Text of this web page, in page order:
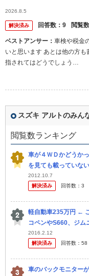
れる 時給1200円×7.5時
2026.8.5
解決済み 回答数： 9 閲覧
ベストアンサー： 車検や税金
いと思います あとは他の方
指されてはどうでしょう…
スズキ アルトのみん
閲覧数ランキング
車が４ＷＤかどうか
を見ても載っていな
ＨＡ２３Ｓ ５ドア Ａ
2012.10.7
解決済み
回答数： 3
軽自動車235万円 ←
コペンやS660、ジム
ならわかるけど それ
2016.2.12
解決済み
回答数： 58
車のバックモニター